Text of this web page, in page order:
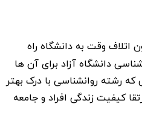
اتلاف وقت به دانشگاه راه
دانشگاه آزاد برای آن ها
رشته روانشناسی با درک بهتر
کیفیت زندگی افراد و جامعه